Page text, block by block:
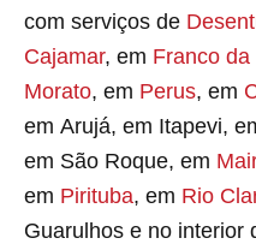
com serviços de
Cajamar, em Franco da
Morato, em Perus, em
em Arujá, em Itapevi,
em São Roque, em
em Pirituba, em Rio
Guarulhos e no interior